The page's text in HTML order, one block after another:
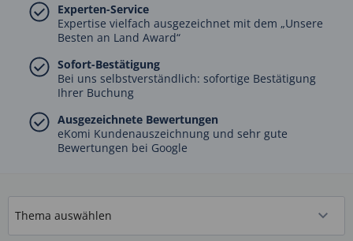
Experten-Service
Expertise vielfach ausgezeichnet mit dem „Unsere
Besten an Land Award“
Sofort-Bestätigung
Bei uns selbstverständlich: sofortige Bestätigung
Ihrer Buchung
Ausgezeichnete Bewertungen
eKomi Kundenauszeichnung und sehr gute
Bewertungen bei Google